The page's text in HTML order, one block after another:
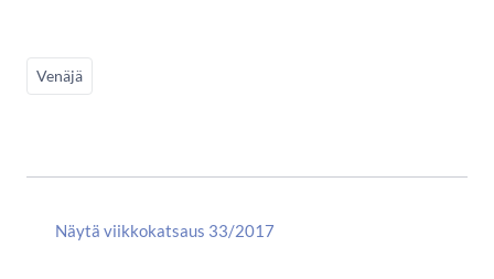
Venäjä
Näytä viikkokatsaus 33/2017